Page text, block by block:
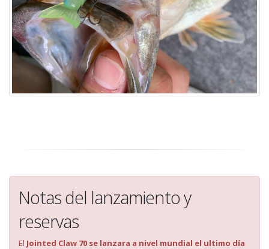
Notas del lanzamiento y
reservas
El Jointed Claw 70 se lanzara a nivel mundial el ultimo día